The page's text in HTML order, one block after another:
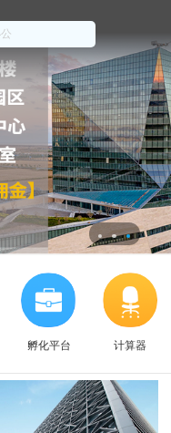
孵化平台 计算器